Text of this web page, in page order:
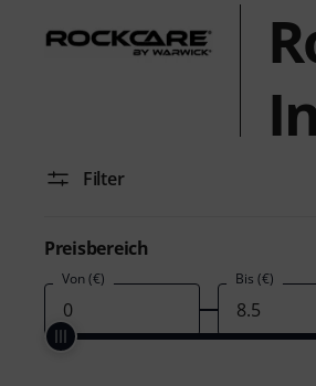
Filter
Preisbereich
Von (€) Bis (€)